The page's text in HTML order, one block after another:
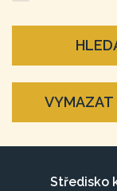
VYMAZAT
Středisko